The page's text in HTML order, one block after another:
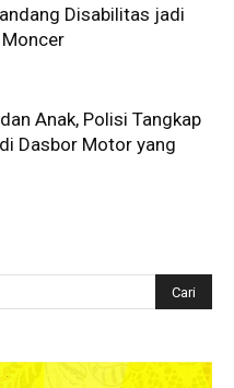
Disabilitas jadi
Moncer
Anak, Polisi Tangkap
Dasbor Motor yang